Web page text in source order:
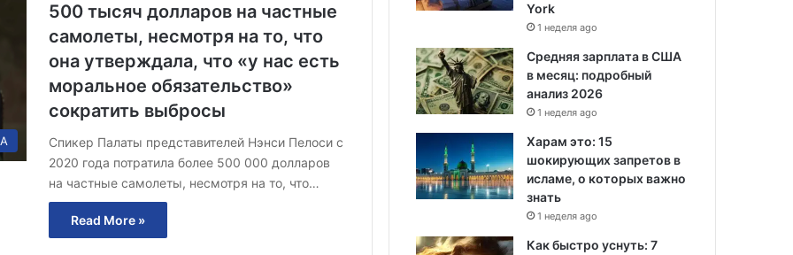
500 тысяч долларов на частные
самолеты, несмотря на то, что
она утверждала, что «у нас есть
моральное обязательство»
сократить выбросы
Спикер Палаты представителей Нэнси Пелоси с
2020 года потратила более 500 000 долларов
на частные самолеты, несмотря на то, что…
Read More »
York
1 неделя ago
Средняя зарплата в США
в месяц: подробный
анализ 2026
1 неделя ago
Харам это: 15
шокирующих запретов в
исламе, о которых важно
знать
1 неделя ago
Как быстро уснуть: 7